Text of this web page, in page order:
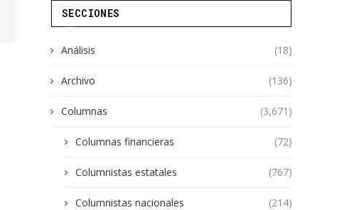
SECCIONES
Análisis (18)
Archivo (136)
Columnas (3,671)
Columnas financieras (72)
Columnistas estatales (767)
Columnistas nacionales (214)